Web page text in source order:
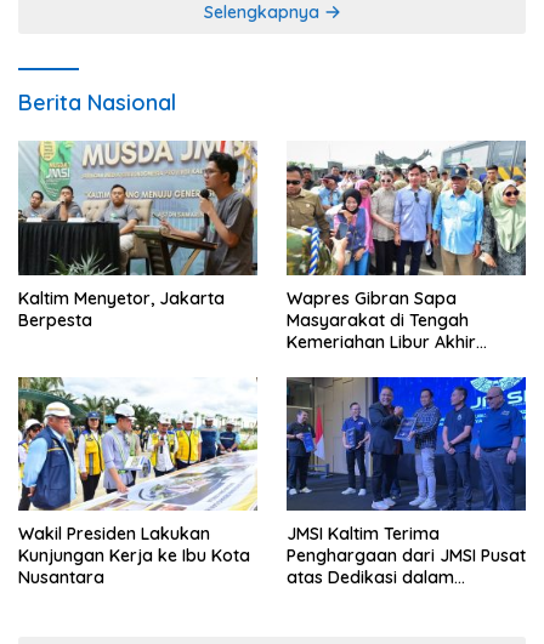
Selengkapnya
Berita Nasional
Kaltim Menyetor, Jakarta
Berpesta
Wapres Gibran Sapa
Masyarakat di Tengah
Kemeriahan Libur Akhir
Wakil Presiden Lakukan
Kunjungan Kerja ke Ibu Kota
Nusantara
JMSI Kaltim Terima
Penghargaan dari JMSI Pusat
atas Dedikasi dalam